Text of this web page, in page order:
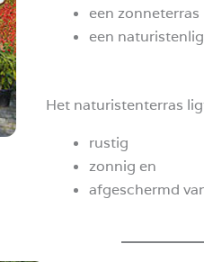
een
een
Het naturistenterras
rustig
zonnig en
afgeschermd